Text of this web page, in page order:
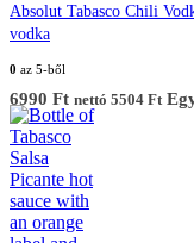
Absolut Tabasco Chili
vodka
0 az 5-ből
6990 Ft nettó 5504 Ft